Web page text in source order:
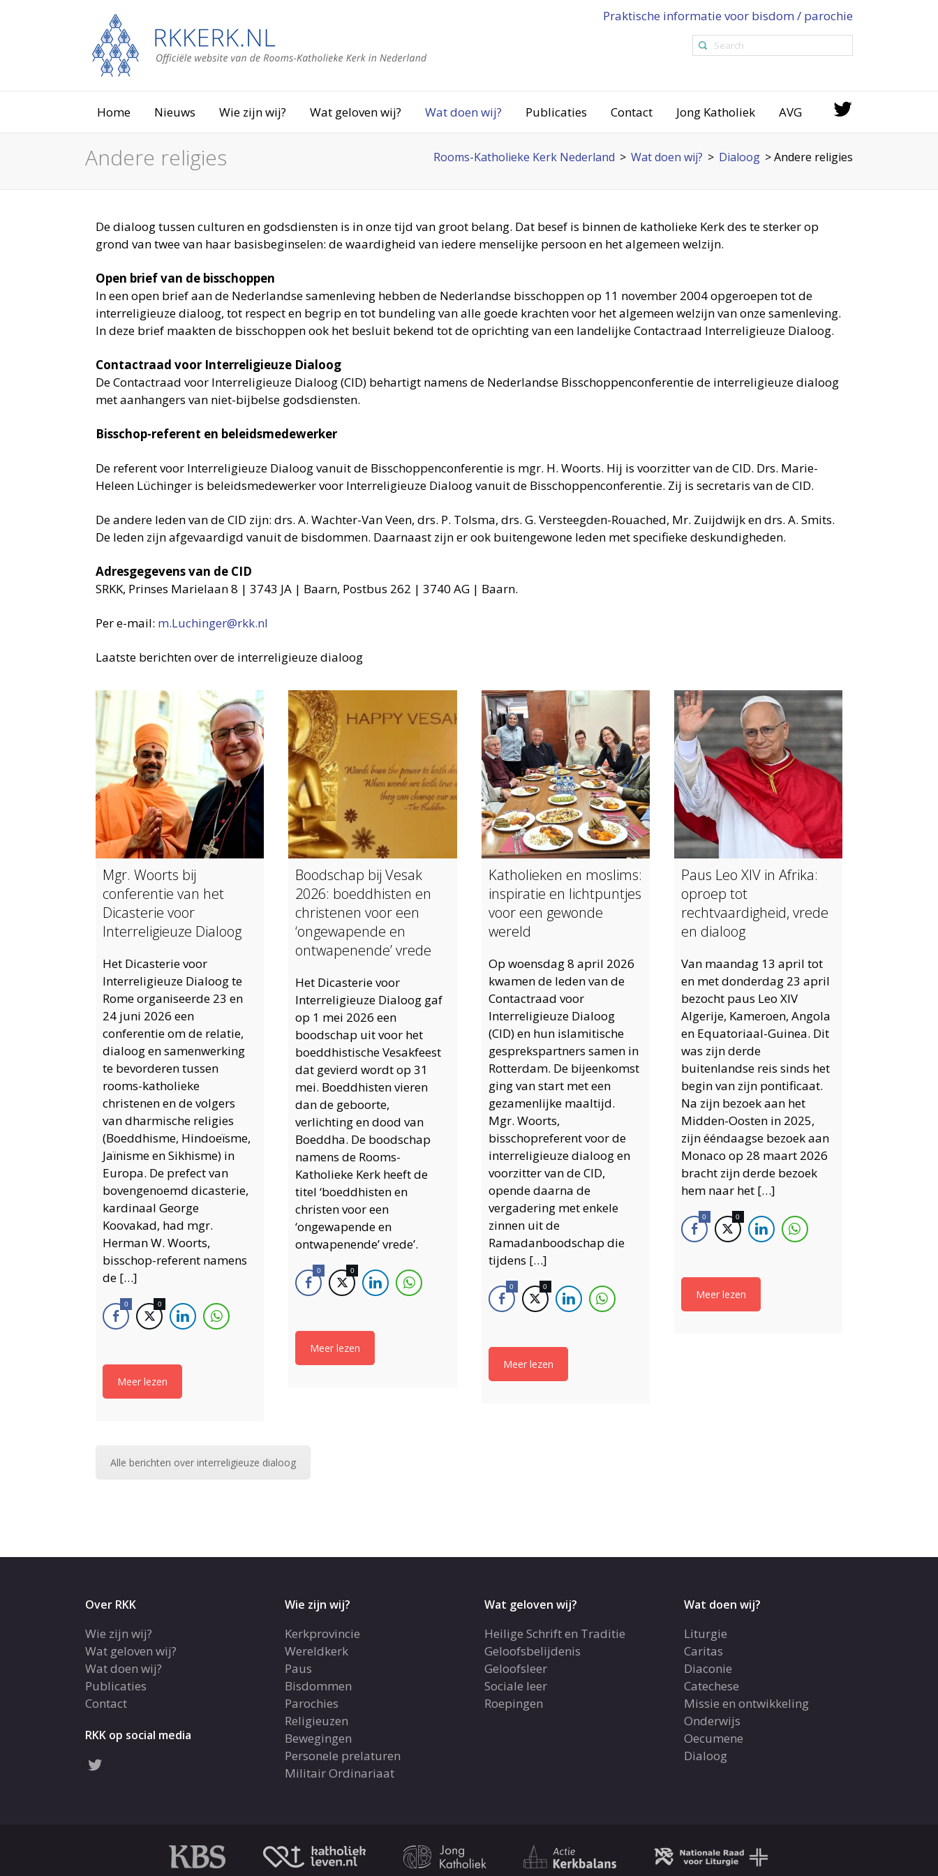
Praktische informatie voor bisdom / parochie
Home Nieuws Wie zijn wij? Wat geloven wij? Wat doen wij? Publicaties Contact Jong Katholiek AVG
Andere religies Rooms-Katholieke Kerk Nederland > Wat doen wij? > Dialoog >Andere religies
De dialoog tussen culturen en godsdiensten is in onze tijd van groot belang. Dat besef is binnen de katholieke Kerk des te sterker op
grond van twee van haar basisbeginselen: de waardigheid van iedere menselijke persoon en het algemeen welzijn.
Open brief van de bisschoppen
In een open brief aan de Nederlandse samenleving hebben de Nederlandse bisschoppen op 11 november 2004 opgeroepen tot de
interreligieuze dialoog, tot respect en begrip en tot bundeling van alle goede krachten voor het algemeen welzijn van onze samenleving.
In deze brief maakten de bisschoppen ook het besluit bekend tot de oprichting van een landelijke Contactraad Interreligieuze Dialoog.
Contactraad voor Interreligieuze Dialoog
De Contactraad voor Interreligieuze Dialoog (CID) behartigt namens de Nederlandse Bisschoppenconferentie de interreligieuze dialoog
met aanhangers van niet-bijbelse godsdiensten.
Bisschop-referent en beleidsmedewerker
De referent voor Interreligieuze Dialoog vanuit de Bisschoppenconferentie is mgr. H. Woorts. Hij is voorzitter van de CID. Drs. Marie-
Heleen Lüchinger is beleidsmedewerker voor Interreligieuze Dialoog vanuit de Bisschoppenconferentie. Zij is secretaris van de CID.
De andere leden van de CID zijn: drs. A. Wachter-Van Veen, drs. P. Tolsma, drs. G. Versteegden-Rouached, Mr. Zuijdwijk en drs. A. Smits.
De leden zijn afgevaardigd vanuit de bisdommen. Daarnaast zijn er ook buitengewone leden met specifieke deskundigheden.
Adresgegevens van de CID
SRKK, Prinses Marielaan 8 | 3743 JA | Baarn, Postbus 262 | 3740 AG | Baarn.
Per e-mail: m.Luchinger@rkk.nl
Laatste berichten over de interreligieuze dialoog
Mgr. Woorts bij
conferentie van het
Dicasterie voor
Interreligieuze Dialoog
Het Dicasterie voor
Interreligieuze Dialoog te
Rome organiseerde 23 en
24 juni 2026 een
conferentie om de relatie,
dialoog en samenwerking
te bevorderen tussen
rooms-katholieke
christenen en de volgers
van dharmische religies
(Boeddhisme, Hindoeïsme,
Jaïnisme en Sikhisme) in
Europa. De prefect van
bovengenoemd dicasterie,
kardinaal George
Koovakad, had mgr.
Herman W. Woorts,
bisschop-referent namens
de […]
0 0
Meer lezen
Boodschap bij Vesak
2026: boeddhisten en
christenen voor een
‘ongewapende en
ontwapenende’ vrede
Het Dicasterie voor
Interreligieuze Dialoog gaf
op 1 mei 2026 een
boodschap uit voor het
boeddhistische Vesakfeest
dat gevierd wordt op 31
mei. Boeddhisten vieren
dan de geboorte,
verlichting en dood van
Boeddha. De boodschap
namens de Rooms-
Katholieke Kerk heeft de
titel ‘boeddhisten en
christen voor een
‘ongewapende en
ontwapenende’ vrede’.
0 0
Meer lezen
Katholieken en moslims:
inspiratie en lichtpuntjes
voor een gewonde
wereld
Op woensdag 8 april 2026
kwamen de leden van de
Contactraad voor
Interreligieuze Dialoog
(CID) en hun islamitische
gesprekspartners samen in
Rotterdam. De bijeenkomst
ging van start met een
gezamenlijke maaltijd.
Mgr. Woorts,
bisschopreferent voor de
interreligieuze dialoog en
voorzitter van de CID,
opende daarna de
vergadering met enkele
zinnen uit de
Ramadanboodschap die
tijdens […]
0 0
Meer lezen
Paus Leo XIV in Afrika:
oproep tot
rechtvaardigheid, vrede
en dialoog
Van maandag 13 april tot
en met donderdag 23 april
bezocht paus Leo XIV
Algerije, Kameroen, Angola
en Equatoriaal-Guinea. Dit
was zijn derde
buitenlandse reis sinds het
begin van zijn pontificaat.
Na zijn bezoek aan het
Midden-Oosten in 2025,
zijn ééndaagse bezoek aan
Monaco op 28 maart 2026
bracht zijn derde bezoek
hem naar het […]
0 0
Meer lezen
Alle berichten over interreligieuze dialoog
Over RKK
Wie zijn wij?
Wat geloven wij?
Wat doen wij?
Publicaties
Contact
RKK op social media
Wie zijn wij?
Kerkprovincie
Wereldkerk
Paus
Bisdommen
Parochies
Religieuzen
Bewegingen
Personele prelaturen
Militair Ordinariaat
Wat geloven wij?
Heilige Schrift en Traditie
Geloofsbelijdenis
Geloofsleer
Sociale leer
Roepingen
Wat doen wij?
Liturgie
Caritas
Diaconie
Catechese
Missie en ontwikkeling
Onderwijs
Oecumene
Dialoog